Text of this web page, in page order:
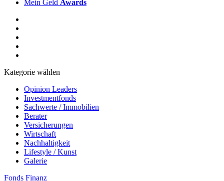
Mein Geld Awards
Kategorie wählen
Opinion Leaders
Investmentfonds
Sachwerte / Immobilien
Berater
Versicherungen
Wirtschaft
Nachhaltigkeit
Lifestyle / Kunst
Galerie
Fonds Finanz